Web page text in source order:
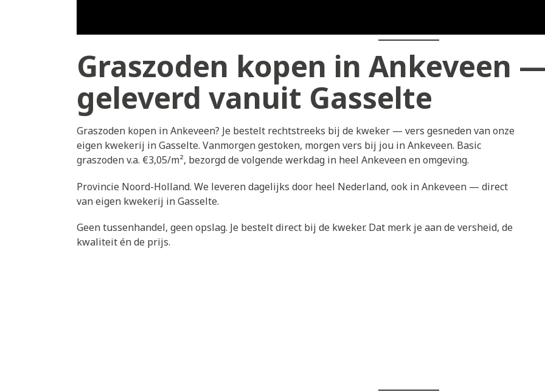
Graszoden kopen in Ankeveen
geleverd vanuit Gasselte
Graszoden kopen in Ankeveen? Je bestelt rechtstreeks bij de kweker — vers gesneden van onze
eigen kwekerij in Gasselte. Vanmorgen gestoken, morgen vers bij jou in Ankeveen. Basic
graszoden v.a. €3,05/m², bezorgd de volgende werkdag in heel Ankeveen en omgeving.
Provincie Noord-Holland. We leveren dagelijks door heel Nederland, ook in Ankeveen — direct
van eigen kwekerij in Gasselte.
Geen tussenhandel, geen opslag. Je bestelt direct bij de kweker. Dat merk je aan de versheid, de
kwaliteit én de prijs.